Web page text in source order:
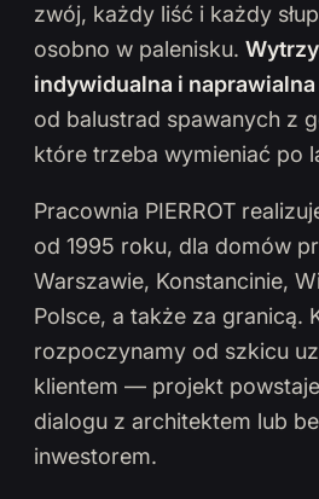
zwój, każdy liść i każdy
osobno w palenisku.
indywidualna i naprawialna
od balustrad spawanych z
które trzeba wymieniać po
Pracownia PIERROT
od 1995 roku, dla domów
Warszawie, Konstancinie,
Polsce, a także za granicą.
rozpoczynamy od szkicu
klientem — projekt
dialogu z architektem lub
inwestorem.